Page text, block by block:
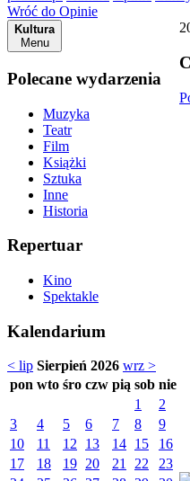
Wróć do Opinie
Kultura
Menu
Polecane wydarzenia
Muzyka
Teatr
Film
Książki
Sztuka
Inne
Historia
Repertuar
Kino
Spektakle
Kalendarium
< lip Sierpień 2026 wrz >
pon wto śro czw pią sob nie
1
2
3
4 5 6 7 8
9
10
11 12 13 14 15
16
17
18 19 20 21 22
23